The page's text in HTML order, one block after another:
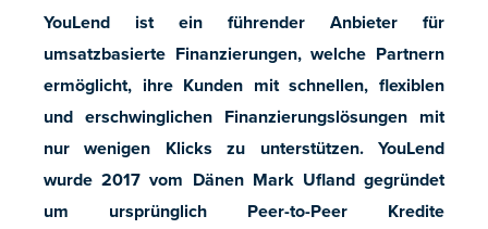
YouLend ist ein führender Anbieter für
umsatzbasierte Finanzierungen, welche Partnern
ermöglicht, ihre Kunden mit schnellen, flexiblen
und erschwinglichen Finanzierungslösungen mit
nur wenigen Klicks zu unterstützen. YouLend
wurde 2017 vom Dänen Mark Ufland gegründet
um ursprünglich Peer-to-Peer Kredite